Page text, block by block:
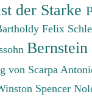
der Starke
Felix
von Scarpa
Spencer